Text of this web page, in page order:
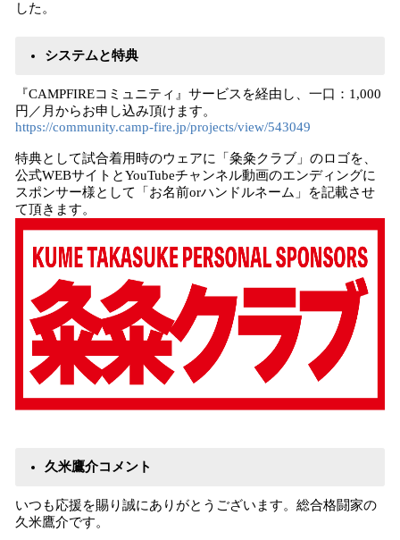
した。
システムと特典
『CAMPFIREコミュニティ』サービスを経由し、一口：1,000
円／月からお申し込み頂けます。
https://community.camp-fire.jp/projects/view/543049
特典として試合着用時のウェアに「粂粂クラブ」のロゴを、
公式WEBサイトとYouTubeチャンネル動画のエンディングに
スポンサー様として「お名前orハンドルネーム」を記載させ
て頂きます。
久米鷹介コメント
いつも応援を賜り誠にありがとうございます。総合格闘家の
久米鷹介です。